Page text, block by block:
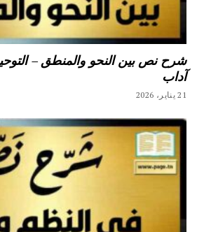
شرح نص بين النحو والمنطق –
آداب
21 يناير، 2026